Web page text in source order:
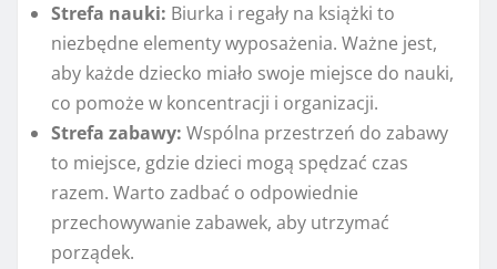
Strefa nauki: Biurka i regały na książki to
niezbędne elementy wyposażenia. Ważne jest,
aby każde dziecko miało swoje miejsce do nauki,
co pomoże w koncentracji i organizacji.
Strefa zabawy: Wspólna przestrzeń do zabawy
to miejsce, gdzie dzieci mogą spędzać czas
razem. Warto zadbać o odpowiednie
przechowywanie zabawek, aby utrzymać
porządek.